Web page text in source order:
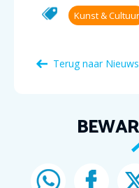
Kunst & Cultuur
Terug naar Nieuws